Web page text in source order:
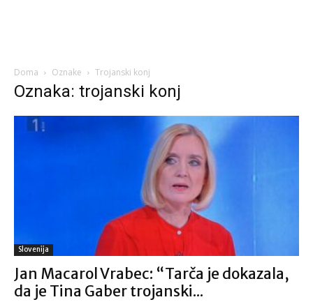
Doma Oznake Trojanski konj
Oznaka: trojanski konj
Slovenija
Jan Macarol Vrabec: “Tarča je dokazala,
da je Tina Gaber trojanski...